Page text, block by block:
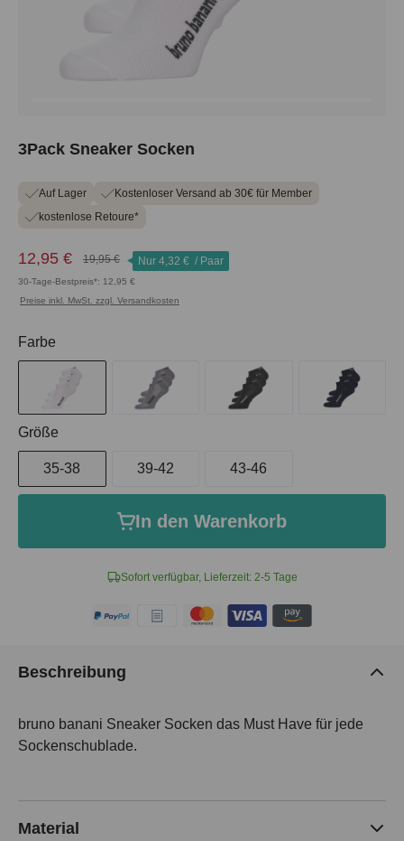
3Pack Sneaker Socken
Auf Lager
Kostenloser Versand ab 30€ für Member
kostenlose Retoure*
12,95 € 19,95 € Nur 4,32 € / Paar
30-Tage-Bestpreis*: 12,95 €
Preise inkl. MwSt. zzgl. Versandkosten
Sofort verfügbar, Lieferzeit: 2-5 Tage
Farbe
Größe
35-38 39-42 43-46
In den Warenkorb
Beschreibung
bruno banani Sneaker Socken das Must Have für jede
Sockenschublade.
Material